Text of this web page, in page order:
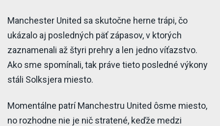
Manchester United sa skutočne herne trápi, čo
ukázalo aj posledných päť zápasov, v ktorých
zaznamenali až štyri prehry a len jedno víťazstvo.
Ako sme spomínali, tak práve tieto posledné výkony
stáli Solksjera miesto.
Momentálne patrí Manchestru United ôsme miesto,
no rozhodne nie je nič stratené, keďže medzi